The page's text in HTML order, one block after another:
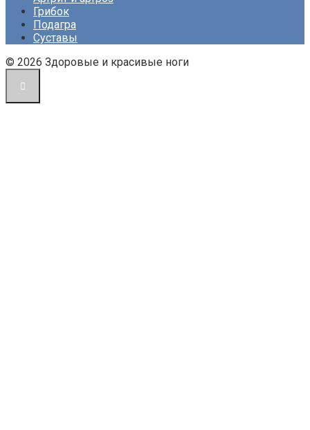
Грибок
Подагра
Суставы
© 2026 Здоровые и красивые ноги